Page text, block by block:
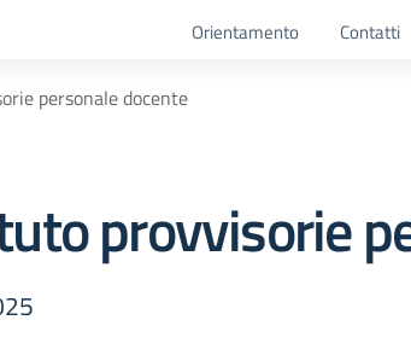
Orientamento Contatti
personale docente
provvisorie